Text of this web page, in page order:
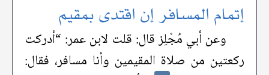
إتمام المسافر إن اقتدى بمقيم
وعن أبي مُجْلِز قال: قلت لابن عمر: “أدركت
ركعتين من صلاة المقيمين وأنا مسافر، فقال: